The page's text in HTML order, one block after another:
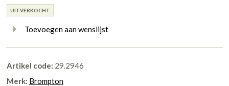
UITVERKOCHT
Toevoegen aan wenslijst
Artikel code: 29.2946
Merk: Brompton